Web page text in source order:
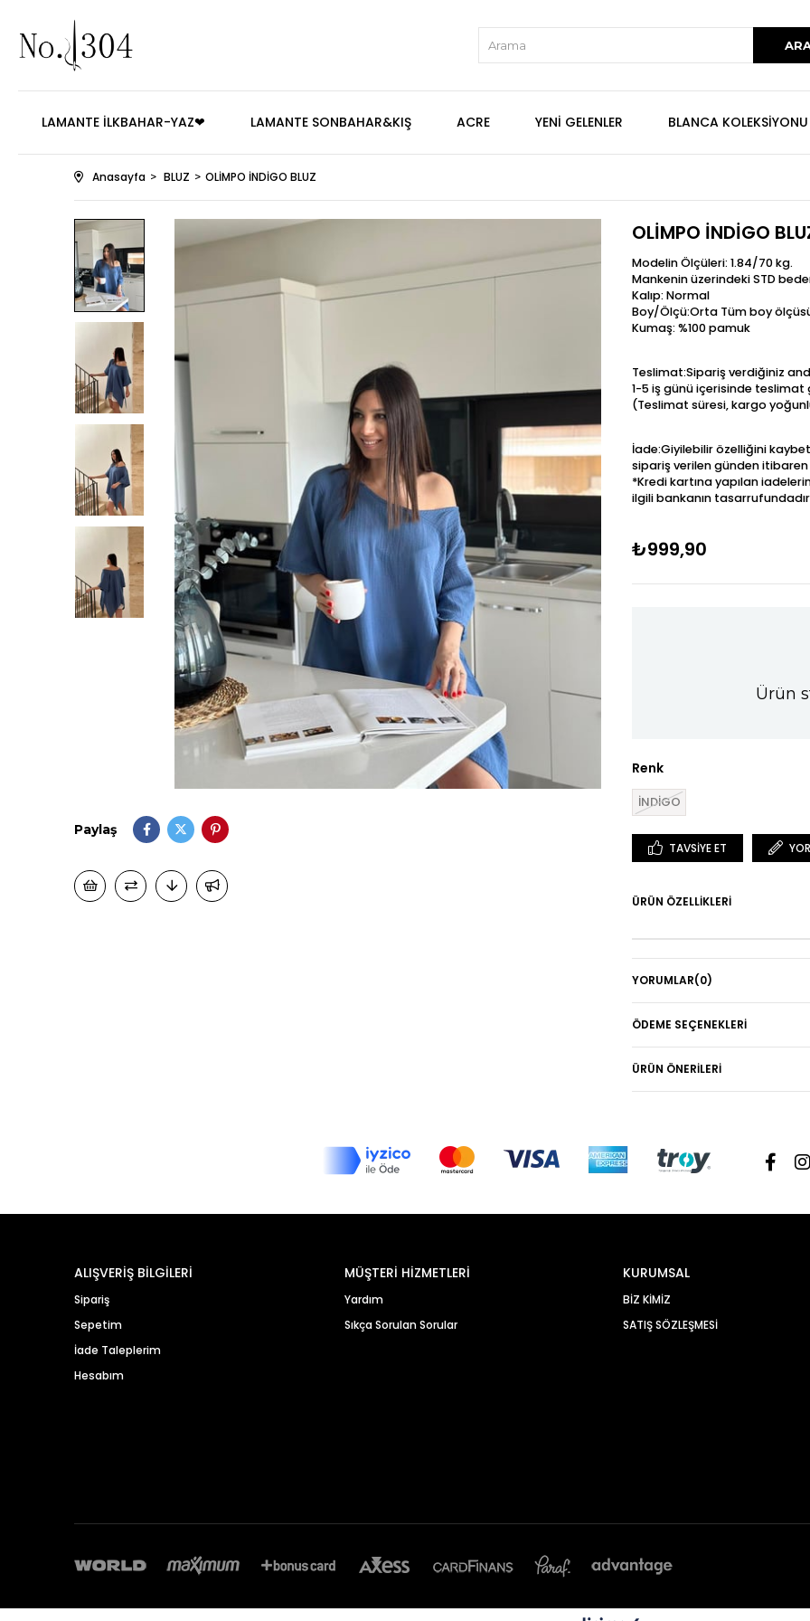
LAMANTE İLKBAHAR-YAZ❤ LAMANTE SONBAHAR&KIŞ ACRE YENİ GELENLER BLANCA KOLEKSİYONU
Anasayfa BLUZ OLİMPO İNDİGO BLUZ
Paylaş
OLİMPO İNDİGO
Modelin Ölçüleri: 1.84/70 kg.
Mankenin üzerindeki STD
Kalıp: Normal
Boy/Ölçü:Orta Tüm boy
Kumaş: %100 pamuk
Teslimat:Sipariş verdiğiniz
1-5 iş günü içerisinde
(Teslimat süresi, kargo
İade:Giyilebilir özelliğini
sipariş verilen günden itibaren
*Kredi kartına yapılan
ilgili bankanın
₺999,90
Ürün
Renk
İNDİGO
TAVSIYE ET
ÜRÜN ÖZELLIKLERI
YORUMLAR(0)
ÖDEME SEÇENEKLERI
ÜRÜN ÖNERILERI
ALIŞVERİŞ BİLGİLERİ
Sipariş
Sepetim
İade Taleplerim
Hesabım
MÜŞTERİ HİZMETLERİ
Yardım
Sıkça Sorulan Sorular
KURUMSAL
BİZ KİMİZ
SATIŞ SÖZLEŞMESİ